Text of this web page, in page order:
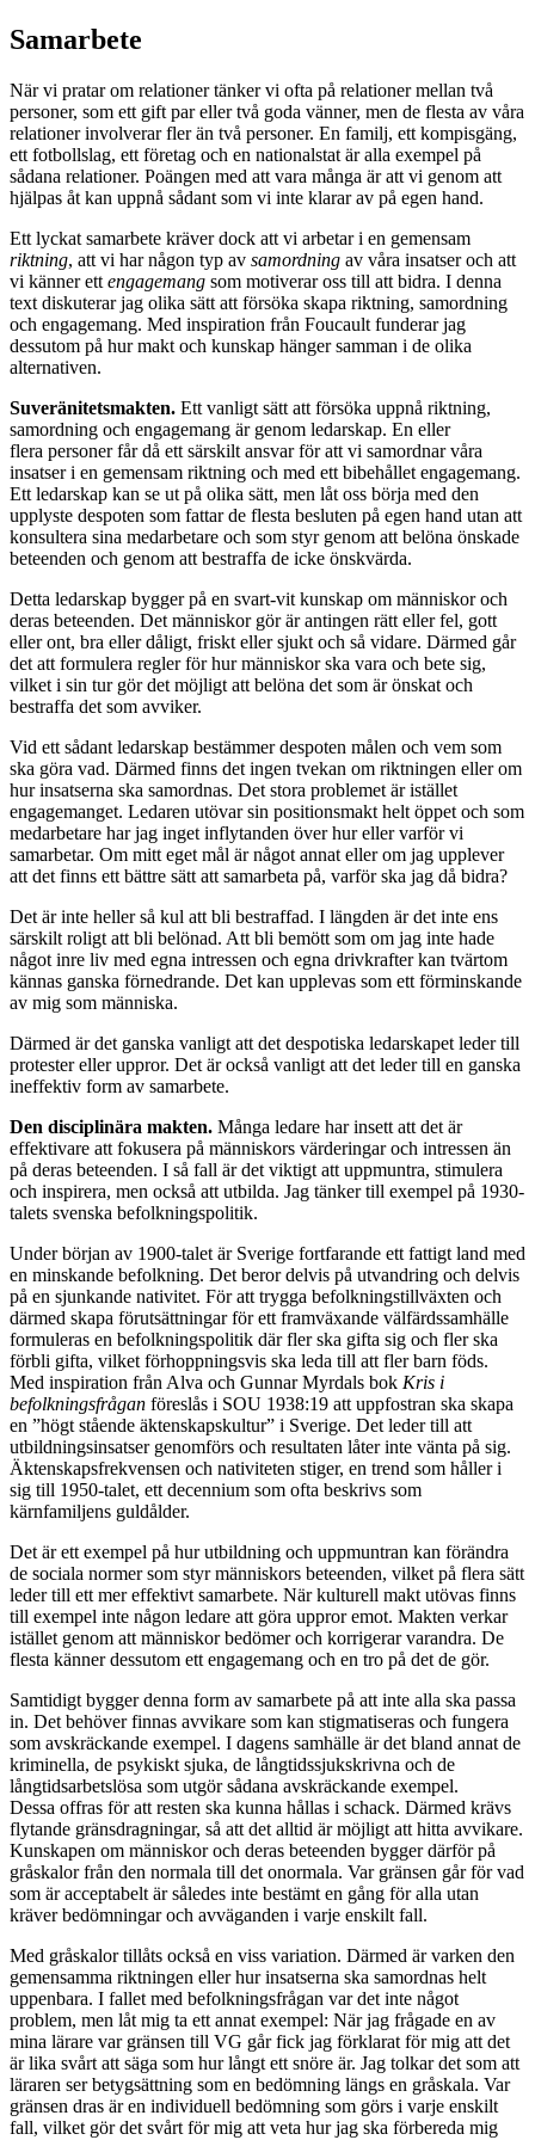
Skip
to
Kärlek för nyfikna
Samarbete
När vi pratar om relationer tänker vi ofta på relationer mellan två
personer, som ett gift par eller två goda vänner, men de flesta av våra
relationer involverar fler än två personer. En familj, ett kompisgäng,
ett fotbollslag, ett företag och en nationalstat är alla exempel på
sådana relationer. Poängen med att vara många är att vi genom att
hjälpas åt kan uppnå sådant som vi inte klarar av på egen hand.
Ett lyckat samarbete kräver dock att vi arbetar i en gemensam
riktning, att vi har någon typ av samordning av våra insatser och att
vi känner ett engagemang som motiverar oss till att bidra. I denna
text diskuterar jag olika sätt att försöka skapa riktning, samordning
och engagemang. Med inspiration från Foucault funderar jag
dessutom på hur makt och kunskap hänger samman i de olika
alternativen.
Suveränitetsmakten. Ett vanligt sätt att försöka uppnå riktning,
samordning och engagemang är genom ledarskap. En eller
flera personer får då ett särskilt ansvar för att vi samordnar våra
insatser i en gemensam riktning och med ett bibehållet engagemang.
Ett ledarskap kan se ut på olika sätt, men låt oss börja med den
upplyste despoten som fattar de flesta besluten på egen hand utan att
konsultera sina medarbetare och som styr genom att belöna önskade
beteenden och genom att bestraffa de icke önskvärda.
Detta ledarskap bygger på en svart-vit kunskap om människor och
deras beteenden. Det människor gör är antingen rätt eller fel, gott
eller ont, bra eller dåligt, friskt eller sjukt och så vidare. Därmed går
det att formulera regler för hur människor ska vara och bete sig,
vilket i sin tur gör det möjligt att belöna det som är önskat och
bestraffa det som avviker.
Vid ett sådant ledarskap bestämmer despoten målen och vem som
ska göra vad. Därmed finns det ingen tvekan om riktningen eller om
hur insatserna ska samordnas. Det stora problemet är istället
engagemanget. Ledaren utövar sin positionsmakt helt öppet och som
medarbetare har jag inget inflytanden över hur eller varför vi
samarbetar. Om mitt eget mål är något annat eller om jag upplever
att det finns ett bättre sätt att samarbeta på, varför ska jag då bidra?
Det är inte heller så kul att bli bestraffad. I längden är det inte ens
särskilt roligt att bli belönad. Att bli bemött som om jag inte hade
något inre liv med egna intressen och egna drivkrafter kan tvärtom
kännas ganska förnedrande. Det kan upplevas som ett förminskande
av mig som människa.
Därmed är det ganska vanligt att det despotiska ledarskapet leder till
protester eller uppror. Det är också vanligt att det leder till en ganska
ineffektiv form av samarbete.
Den disciplinära makten. Många ledare har insett att det är
effektivare att fokusera på människors värderingar och intressen än
på deras beteenden. I så fall är det viktigt att uppmuntra, stimulera
och inspirera, men också att utbilda. Jag tänker till exempel på 1930-
talets svenska befolkningspolitik.
Under början av 1900-talet är Sverige fortfarande ett fattigt land med
en minskande befolkning. Det beror delvis på utvandring och delvis
på en sjunkande nativitet. För att trygga befolkningstillväxten och
därmed skapa förutsättningar för ett framväxande välfärdssamhälle
formuleras en befolkningspolitik där fler ska gifta sig och fler ska
förbli gifta, vilket förhoppningsvis ska leda till att fler barn föds.
Med inspiration från Alva och Gunnar Myrdals bok Kris i
befolkningsfrågan föreslås i SOU 1938:19 att uppfostran ska skapa
en ”högt stående äktenskapskultur” i Sverige. Det leder till att
utbildningsinsatser genomförs och resultaten låter inte vänta på sig.
Äktenskapsfrekvensen och nativiteten stiger, en trend som håller i
sig till 1950-talet, ett decennium som ofta beskrivs som
kärnfamiljens guldålder.
Det är ett exempel på hur utbildning och uppmuntran kan förändra
de sociala normer som styr människors beteenden, vilket på flera sätt
leder till ett mer effektivt samarbete. När kulturell makt utövas finns
till exempel inte någon ledare att göra uppror emot. Makten verkar
istället genom att människor bedömer och korrigerar varandra. De
flesta känner dessutom ett engagemang och en tro på det de gör.
Samtidigt bygger denna form av samarbete på att inte alla ska passa
in. Det behöver finnas avvikare som kan stigmatiseras och fungera
som avskräckande exempel. I dagens samhälle är det bland annat de
kriminella, de psykiskt sjuka, de långtidssjukskrivna och de
långtidsarbetslösa som utgör sådana avskräckande exempel.
Dessa offras för att resten ska kunna hållas i schack. Därmed krävs
flytande gränsdragningar, så att det alltid är möjligt att hitta avvikare.
Kunskapen om människor och deras beteenden bygger därför på
gråskalor från den normala till det onormala. Var gränsen går för vad
som är acceptabelt är således inte bestämt en gång för alla utan
kräver bedömningar och avväganden i varje enskilt fall.
Med gråskalor tillåts också en viss variation. Därmed är varken den
gemensamma riktningen eller hur insatserna ska samordnas helt
uppenbara. I fallet med befolkningsfrågan var det inte något
problem, men låt mig ta ett annat exempel: När jag frågade en av
mina lärare var gränsen till VG går fick jag förklarat för mig att det
är lika svårt att säga som hur långt ett snöre är. Jag tolkar det som att
läraren ser betygsättning som en bedömning längs en gråskala. Var
gränsen dras är en individuell bedömning som görs i varje enskilt
fall, vilket gör det svårt för mig att veta hur jag ska förbereda mig